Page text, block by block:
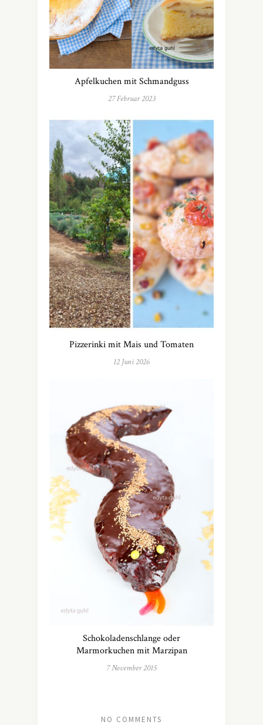
Apfelkuchen mit Schmandguss
27 Februar 2023
Pizzerinki mit Mais und Tomaten
12 Juni 2026
Schokoladenschlange oder
Marmorkuchen mit Marzipan
7 November 2015
NO COMMENTS